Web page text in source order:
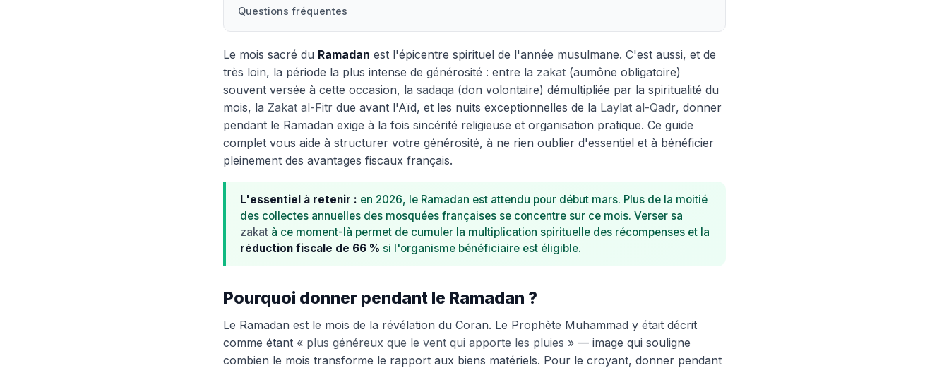
Questions fréquentes
Le mois sacré du Ramadan est l'épicentre spirituel de l'année musulmane. C'est aussi, et de
très loin, la période la plus intense de générosité : entre la zakat (aumône obligatoire)
souvent versée à cette occasion, la sadaqa (don volontaire) démultipliée par la spiritualité du
mois, la Zakat al-Fitr due avant l'Aïd, et les nuits exceptionnelles de la Laylat al-Qadr, donner
pendant le Ramadan exige à la fois sincérité religieuse et organisation pratique. Ce guide
complet vous aide à structurer votre générosité, à ne rien oublier d'essentiel et à bénéficier
pleinement des avantages fiscaux français.
L'essentiel à retenir : en 2026, le Ramadan est attendu pour début mars. Plus de la moitié
des collectes annuelles des mosquées françaises se concentre sur ce mois. Verser sa
zakat à ce moment-là permet de cumuler la multiplication spirituelle des récompenses et la
réduction fiscale de 66 % si l'organisme bénéficiaire est éligible.
Pourquoi donner pendant le Ramadan ?
Le Ramadan est le mois de la révélation du Coran. Le Prophète Muhammad y était décrit
comme étant « plus généreux que le vent qui apporte les pluies » — image qui souligne
combien le mois transforme le rapport aux biens matériels. Pour le croyant, donner pendant